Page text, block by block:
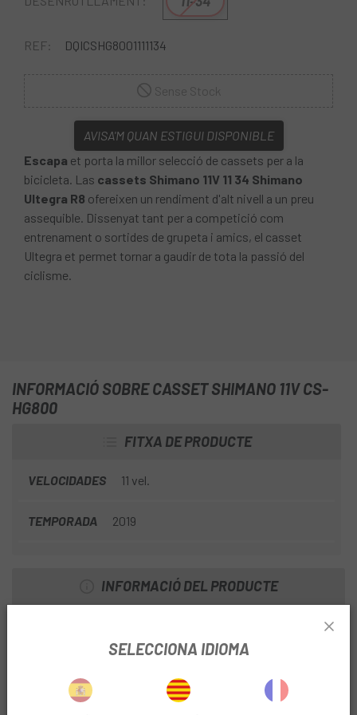
REF: DQICSHG8001111134
AVISA'M QUAN ESTIGUI DISPONIBLE
Escapa et porta la millor selecció de cassets per a la
bicicleta. Las cassets Shimano 11V 11 34 Shimano
Ultegra R8 ofereixen un rendiment d'alt nivell a un preu
assequible. Dissenyat tant per a competició com
entrenament o sortides de grupeta i amics, el casset
Ultegra et permet tornar a gaudir de tota la passió del
ciclisme.
INFORMACIÓ SOBRE CASSET SHIMANO 11V CS-
HG800
FITXA DE PRODUCTE
VELOCIDADES 11 vel.
TEMPORADA 2019
INFORMACIÓ DEL PRODUCTE
- Producte: CS-HG800
- Materials: Acer / Alumini
- Pes: 335 gr
SELECCIONA IDIOMA